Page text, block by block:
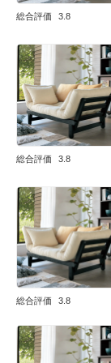
総合評価 3.8
総合評価 3.8
総合評価 3.8